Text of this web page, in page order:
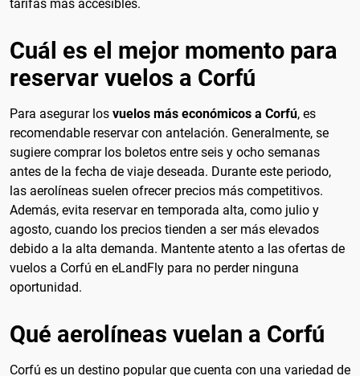
tarifas más accesibles.
Cuál es el mejor momento para
reservar vuelos a Corfú
Para asegurar los vuelos más económicos a Corfú, es
recomendable reservar con antelación. Generalmente, se
sugiere comprar los boletos entre seis y ocho semanas
antes de la fecha de viaje deseada. Durante este periodo,
las aerolíneas suelen ofrecer precios más competitivos.
Además, evita reservar en temporada alta, como julio y
agosto, cuando los precios tienden a ser más elevados
debido a la alta demanda. Mantente atento a las ofertas de
vuelos a Corfú en eLandFly para no perder ninguna
oportunidad.
Qué aerolíneas vuelan a Corfú
Corfú es un destino popular que cuenta con una variedad de